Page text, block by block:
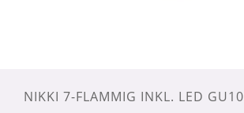
NIKKI 7-FLAMMIG INKL. LED GU10